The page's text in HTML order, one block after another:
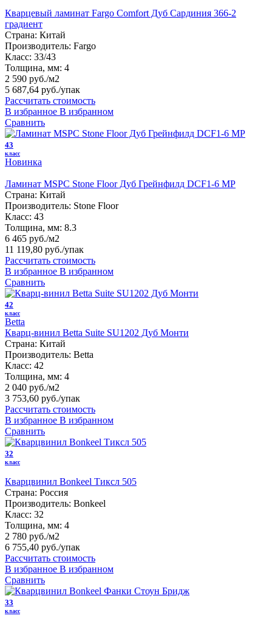
Кварцевый ламинат Fargo Comfort Дуб Сардиния 366-2
градиент
Страна: Китай
Производитель: Fargo
Класс: 33/43
Толщина, мм: 4
2 590 руб./м2
5 687,64 руб./упак
Рассчитать стоимость
В избранное В избранном
Сравнить
43
класс
Новинка
Ламинат MSPC Stone Floor Дуб Грейнфилд DCF1-6 MР
Страна: Китай
Производитель: Stone Floor
Класс: 43
Толщина, мм: 8.3
6 465 руб./м2
11 119,80 руб./упак
Рассчитать стоимость
В избранное В избранном
Сравнить
42
класс
Betta
Кварц-винил Betta Suite SU1202 Дуб Монти
Страна: Китай
Производитель: Betta
Класс: 42
Толщина, мм: 4
2 040 руб./м2
3 753,60 руб./упак
Рассчитать стоимость
В избранное В избранном
Сравнить
32
класс
Кварцвинил Bonkeel Тиксл 505
Страна: Россия
Производитель: Bonkeel
Класс: 32
Толщина, мм: 4
2 780 руб./м2
6 755,40 руб./упак
Рассчитать стоимость
В избранное В избранном
Сравнить
33
класс